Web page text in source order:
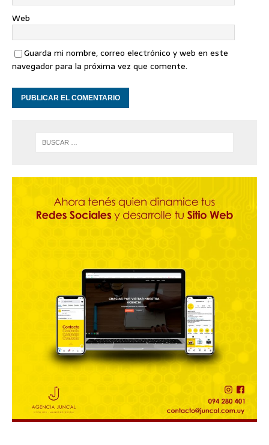
Web
Guarda mi nombre, correo electrónico y web en este
navegador para la próxima vez que comente.